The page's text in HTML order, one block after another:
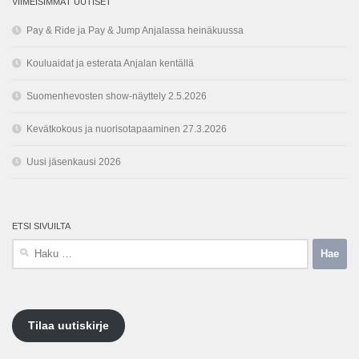
Pay & Ride ja Pay & Jump Anjalassa heinäkuussa
Kouluaidat ja esterata Anjalan kentällä
Suomenhevosten show-näyttely 2.5.2026
Kevätkokous ja nuorisotapaaminen 27.3.2026
Uusi jäsenkausi 2026
ETSI SIVUILTA
Tilaa uutiskirje